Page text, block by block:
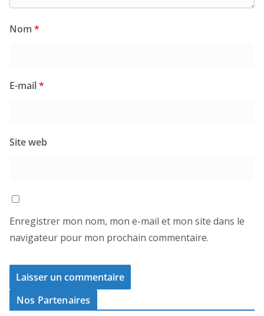
Nom *
E-mail*
Site web
Enregistrer mon nom, mon e-mail et mon site dans le
navigateur pour mon prochain commentaire.
Nos Partenaires